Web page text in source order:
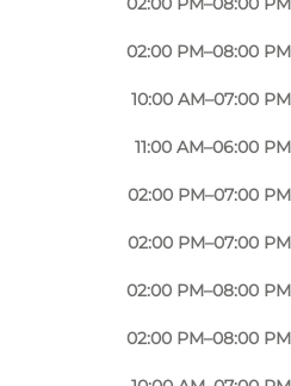
02:00 PM–08:00 PM
10:00 AM–07:00 PM
11:00 AM–06:00 PM
02:00 PM–07:00 PM
02:00 PM–07:00 PM
02:00 PM–08:00 PM
02:00 PM–08:00 PM
Foto:
©